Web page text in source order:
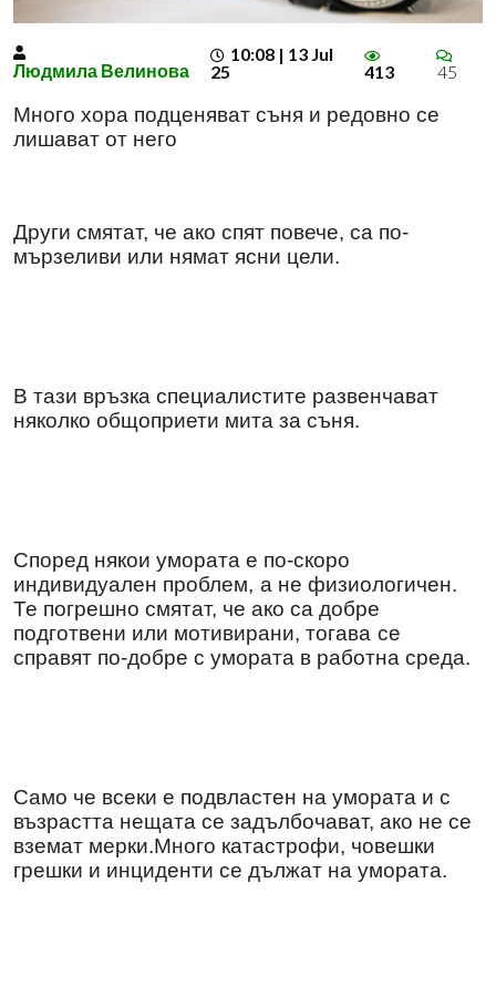
Людмила Велинова
10:08 | 13 Jul
25
413 45
Много хора подценяват съня и редовно се
лишават от него
Други смятат, че ако спят повече, са по-
мързеливи или нямат ясни цели.
В тази връзка специалистите развенчават
няколко общоприети мита за съня.
Според някои умората е по-скоро
индивидуален проблем, а не физиологичен.
Те погрешно смятат, че ако са добре
подготвени или мотивирани, тогава се
справят по-добре с умората в работна среда.
Само че всеки е подвластен на умората и с
възрастта нещата се задълбочават, ако не се
вземат мерки.Много катастрофи, човешки
грешки и инциденти се дължат на умората.